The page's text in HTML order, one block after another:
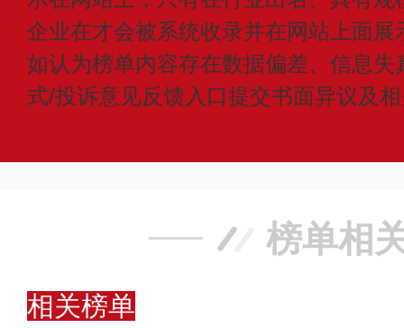
企业在才会被系统收录并在网站上面
如认为榜单内容存在数据偏差、信息
式/投诉意见反馈入口提交书面异议及
榜单相
相关榜单